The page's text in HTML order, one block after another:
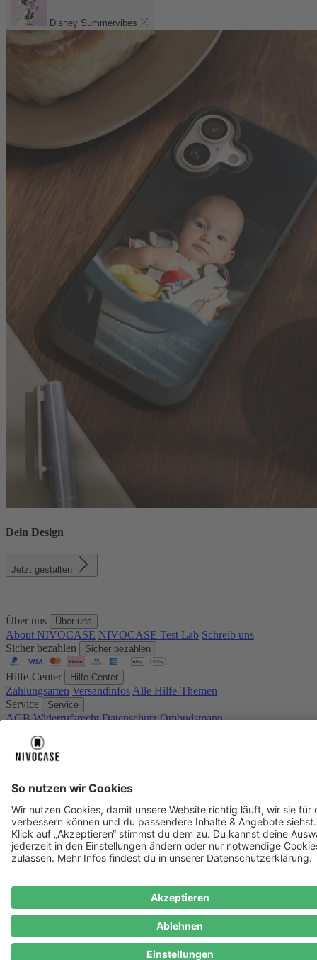
Disney Summervibes
Dein Design
Jetzt gestalten
Über uns Über uns
About NIVOCASE NIVOCASE Test Lab Schreib uns
Sicher bezahlen
Sicher bezahlen
Hilfe-Center Hilfe-Center
Zahlungsarten VersandinfosAlle Hilfe-Themen
Service
Service
AGB Widerrufsrecht Datenschutz Ombudsmann
* Preisangaben inkl. Mwst. und zzgl.